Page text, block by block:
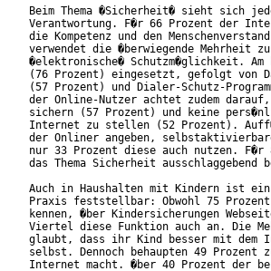
Beim Thema �Sicherheit� sieht sich
Verantwortung. F�r 66 Prozent der
die Kompetenz und den
verwendet die �berwiegende Mehrheit
�elektronische� Schutzm�glichkeit. Am
(76 Prozent) eingesetzt, gefolgt von
(57 Prozent) und Dialer-Schutz-
der Online-Nutzer achtet zudem
sichern (57 Prozent) und keine
Internet zu stellen (52 Prozent).
der Onliner angeben,
nur 33 Prozent diese auch nutzen.
das Thema Sicherheit
Auch in Haushalten mit Kindern ist ein
Praxis feststellbar: Obwohl 75
kennen, �ber Kindersicherungen
Viertel diese Funktion auch an. Die
glaubt, dass ihr Kind besser mit dem
selbst. Dennoch behaupten 49
Internet macht. �ber 40 Prozent der